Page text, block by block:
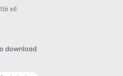
xế
download